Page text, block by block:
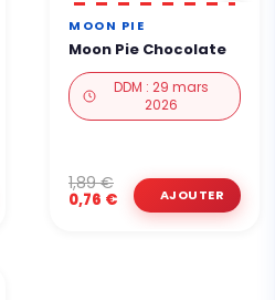
MOON PIE
Moon Pie Chocolate
DDM : 29 mars
2026
0,76 €
1,89 €